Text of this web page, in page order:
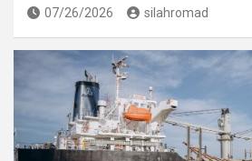
07/26/2026 silahromad